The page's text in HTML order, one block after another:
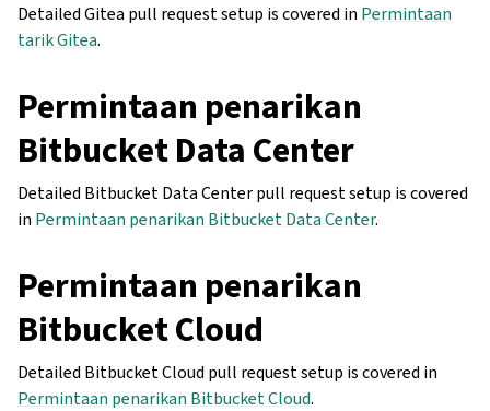
Detailed Gitea pull request setup is covered in Permintaan
tarik Gitea.
Permintaan penarikan
Bitbucket Data Center
Detailed Bitbucket Data Center pull request setup is covered
in Permintaan penarikan Bitbucket Data Center.
Permintaan penarikan
Bitbucket Cloud
Detailed Bitbucket Cloud pull request setup is covered in
Permintaan penarikan Bitbucket Cloud.